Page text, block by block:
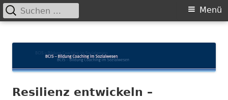
zum
Primäres
Menü
Suchen
nach:
Resilienz entwickeln –